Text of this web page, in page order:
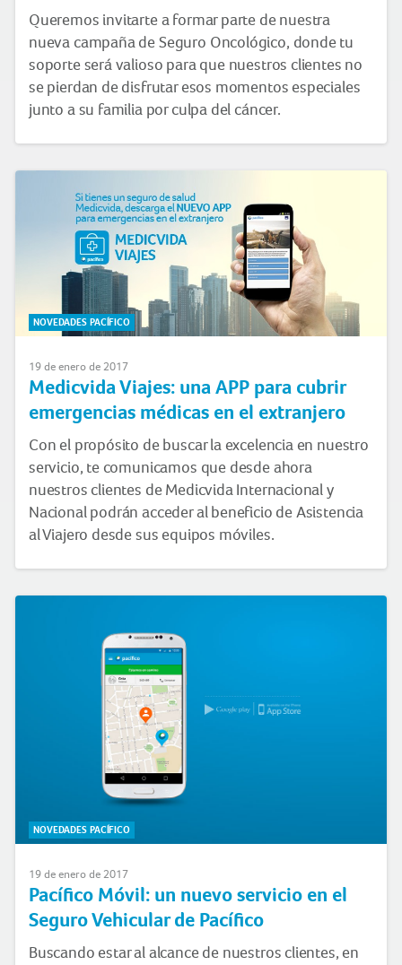
Queremos invitarte a formar parte de nuestra
nueva campaña de Seguro Oncológico, donde tu
soporte será valioso para que nuestros clientes no
se pierdan de disfrutar esos momentos especiales
junto a su familia por culpa del cáncer.
NOVEDADES PACÍFICO
19 de enero de 2017
Medicvida Viajes: una APP para cubrir
emergencias médicas en el extranjero
Con el propósito de buscar la excelencia en nuestro
servicio, te comunicamos que desde ahora
nuestros clientes de Medicvida Internacional y
Nacional podrán acceder al beneficio de Asistencia
al Viajero desde sus equipos móviles.
NOVEDADES PACÍFICO
19 de enero de 2017
Pacífico Móvil: un nuevo servicio en el
Seguro Vehicular de Pacífico
Buscando estar al alcance de nuestros clientes, en